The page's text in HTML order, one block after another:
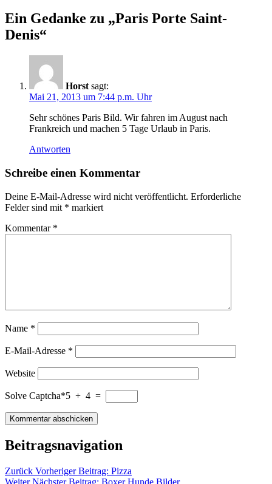
Ein Gedanke zu „Paris Porte Saint-
Denis“
Horst sagt:
Mai 21, 2013 um 7:44 p.m. Uhr
Sehr schönes Paris Bild. Wir fahren im August nach
Frankreich und machen 5 Tage Urlaub in Paris.
Antworten
Schreibe einen Kommentar
Deine E-Mail-Adresse wird nicht veröffentlicht. Erforderliche
Felder sind mit * markiert
Kommentar *
Name *
E-Mail-Adresse *
Website
Solve Captcha*5 + 4 =
Beitragsnavigation
Zurück Vorheriger Beitrag: Pizza
Weiter Nächster Beitrag: Boxer Hunde Bilder